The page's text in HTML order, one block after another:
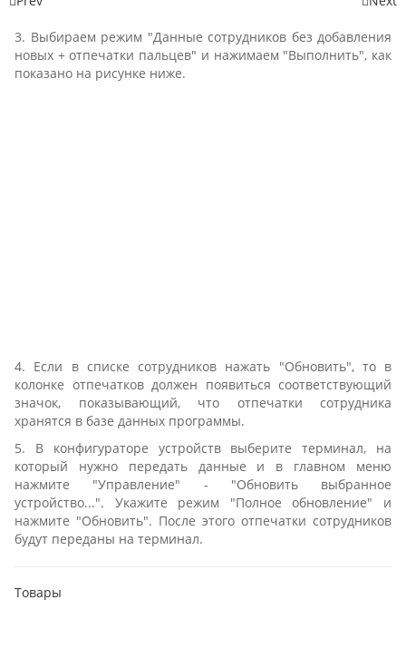
3. Выбираем режим "Данные сотрудников без добавления
новых + отпечатки пальцев" и нажимаем "Выполнить", как
показано на рисунке ниже.
4. Если в списке сотрудников нажать "Обновить", то в
колонке отпечатков должен появиться соответствующий
значок, показывающий, что отпечатки сотрудника
хранятся в базе данных программы.
5. В конфигураторе устройств выберите терминал, на
который нужно передать данные и в главном меню
нажмите "Управление" - "Обновить выбранное
устройство...". Укажите режим "Полное обновление" и
нажмите "Обновить". После этого отпечатки сотрудников
будут переданы на терминал.
Товары